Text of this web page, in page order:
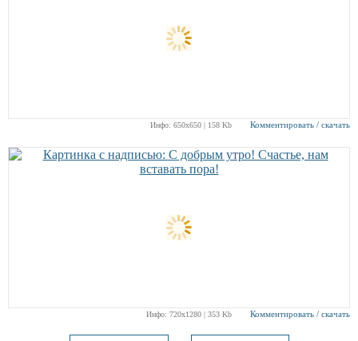
Инфо: 650х650 | 158 Kb Комментировать / скачать
Инфо: 720х1280 | 353 Kb Комментировать / скачать